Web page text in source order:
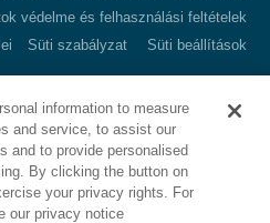
védelme és felhasználási feltételek
Süti szabályzat Süti beállítások
USA
information to measure
and service, to assist our
and to provide personalised
By clicking the button on
your privacy rights. For
our privacy notice